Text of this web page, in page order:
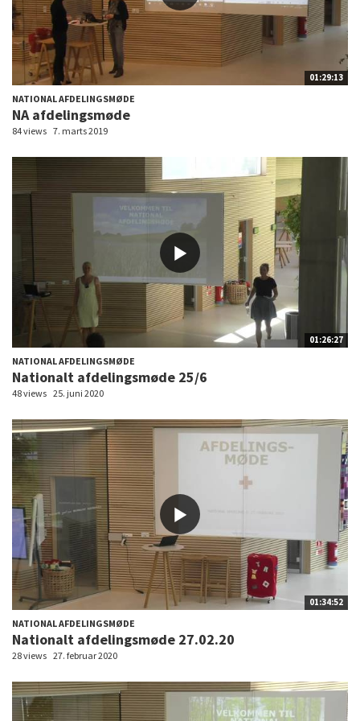
01:29:13
NATIONAL AFDELINGSMØDE
NA afdelingsmøde
84 views 7. marts 2019
01:26:27
NATIONAL AFDELINGSMØDE
Nationalt afdelingsmøde 25/6
48 views 25. juni 2020
01:34:52
NATIONAL AFDELINGSMØDE
Nationalt afdelingsmøde 27.02.20
28 views 27. februar 2020